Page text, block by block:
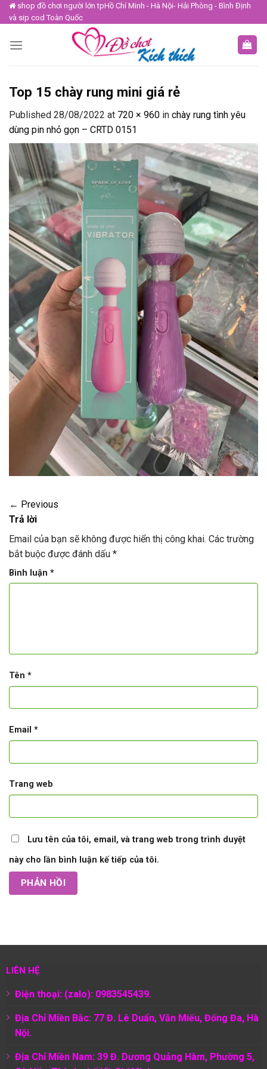
Skip
to
shop đồ chơi người lớn tpHồ Chí Minh - Hà Nội- Hải Phòng - Bình Định
và sip cod Toàn Quốc
Top 15 chày rung mini giá rẻ
Published 28/08/2022 at 720 × 960 in chày rung tình yêu
dùng pin nhỏ gọn – CRTD 0151
← Previous
Trả lời
Email của bạn sẽ không được hiển thị công khai. Các trường
bắt buộc được đánh dấu *
Bình luận *
Tên *
Email *
Trang web
Lưu tên của tôi, email, và trang web trong trình duyệt
này cho lần bình luận kế tiếp của tôi.
LIÊN HỆ
Điện thoại: (zalo): 0983545439.
Địa Chỉ Miền Bắc: 77 Đ. Lê Duẩn, Văn Miếu, Đống Đa, Hà
Nội.
Địa Chỉ Miền Nam: 39 Đ. Dương Quảng Hàm, Phường 5,